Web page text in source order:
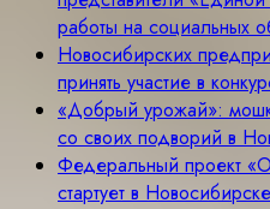
работы на социальных
Новосибирских
принять участие в
«Добрый урожай»:
со своих подворий в
Федеральный проект
стартует в Новосибирске